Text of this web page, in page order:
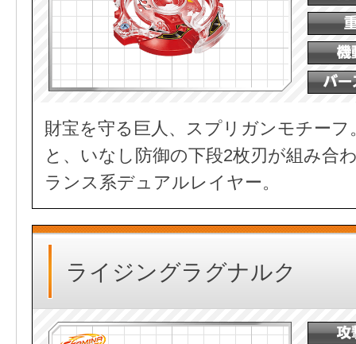
財宝を守る巨人、スプリガンモチーフ
と、いなし防御の下段2枚刃が組み合
ランス系デュアルレイヤー。
ライジングラグナルク